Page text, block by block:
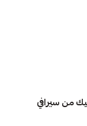
من سيرافي